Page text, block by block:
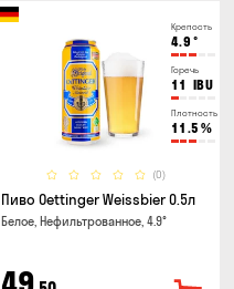
Крепость
4.9 °
Горечь
11 IBU
Плотность
11.5 %
(0)
Пиво Oettinger Weissbier 0.5л
Белое, Нефильтрованное, 4.9°